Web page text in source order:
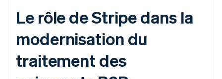
Le rôle de Stripe dans la
modernisation du
traitement des